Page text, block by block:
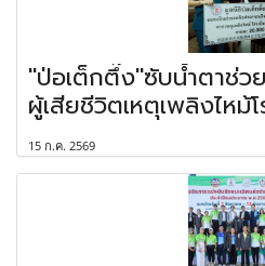
"ป่อเต็กตึ๊ง"ซับน้ำตาช่
ผู้เสียชีวิตเหตุเพลิงไหม้
15 ก.ค. 2569